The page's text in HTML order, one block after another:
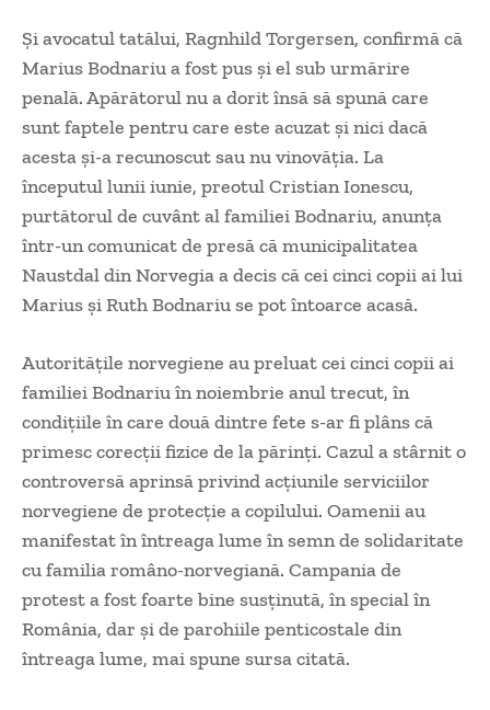
Şi avocatul tatălui, Ragnhild Torgersen, confirmă că
Marius Bodnariu a fost pus şi el sub urmărire
penală. Apărătorul nu a dorit însă să spună care
sunt faptele pentru care este acuzat şi nici dacă
acesta şi-a recunoscut sau nu vinovăţia. La
începutul lunii iunie, preotul Cristian Ionescu,
purtătorul de cuvânt al familiei Bodnariu, anunţa
într-un comunicat de presă că municipalitatea
Naustdal din Norvegia a decis că cei cinci copii ai lui
Marius şi Ruth Bodnariu se pot întoarce acasă.
Autorităţile norvegiene au preluat cei cinci copii ai
familiei Bodnariu în noiembrie anul trecut, în
condiţiile în care două dintre fete s-ar fi plâns că
primesc corecţii fizice de la părinţi. Cazul a stârnit o
controversă aprinsă privind acţiunile serviciilor
norvegiene de protecţie a copilului. Oamenii au
manifestat în întreaga lume în semn de solidaritate
cu familia româno-norvegiană. Campania de
protest a fost foarte bine susţinută, în special în
România, dar şi de parohiile penticostale din
întreaga lume, mai spune sursa citată.